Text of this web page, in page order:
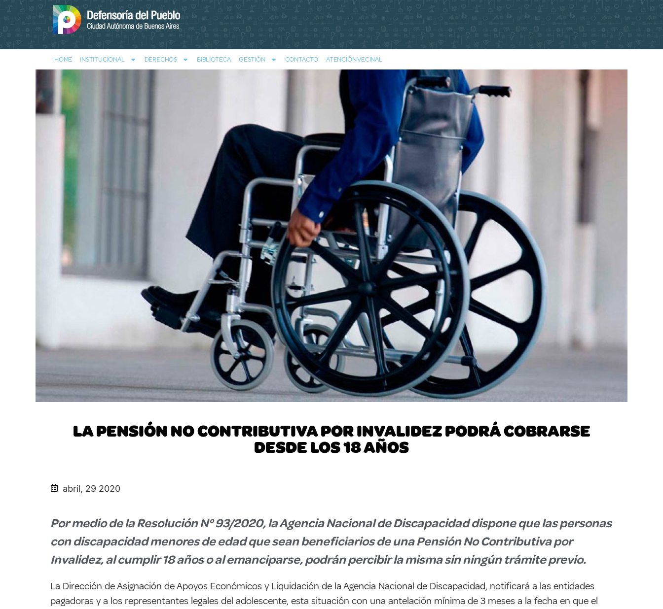
HOME INSTITUCIONAL DERECHOS BIBLIOTECA GESTIÓN CONTACTO ATENCIÓN VECINAL
LA PENSIÓN NO CONTRIBUTIVA POR INVALIDEZ PODRÁ COBRARSE
DESDE LOS 18 AÑOS
abril, 29 2020
Por medio de la Resolución N° 93/2020, la Agencia Nacional de Discapacidad dispone que las personas
con discapacidad menores de edad que sean beneficiarios de una Pensión No Contributiva por
Invalidez, al cumplir 18 años o al emanciparse, podrán percibir la misma sin ningún trámite previo.
La Dirección de Asignación de Apoyos Económicos y Liquidación de la Agencia Nacional de Discapacidad, notificará a las entidades
pagadoras y a los representantes legales del adolescente, esta situación con una antelación mínima de 3 meses a la fecha en que el